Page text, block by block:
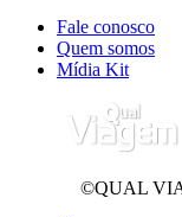
Fale conosco
Quem somos
Mídia Kit
©QUAL